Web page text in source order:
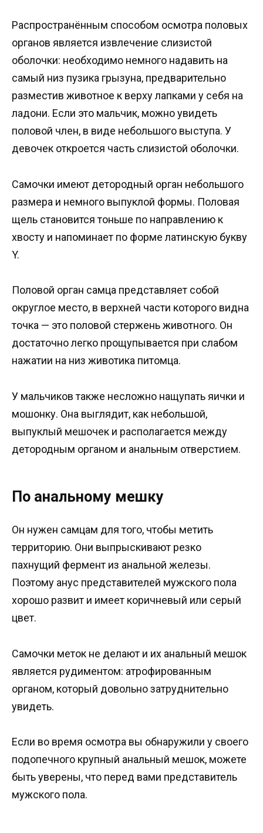
Распространённым способом осмотра половых
органов является извлечение слизистой
оболочки: необходимо немного надавить на
самый низ пузика грызуна, предварительно
разместив животное к верху лапками у себя на
ладони. Если это мальчик, можно увидеть
половой член, в виде небольшого выступа. У
девочек откроется часть слизистой оболочки.
Самочки имеют детородный орган небольшого
размера и немного выпуклой формы. Половая
щель становится тоньше по направлению к
хвосту и напоминает по форме латинскую букву
Y.
Половой орган самца представляет собой
округлое место, в верхней части которого видна
точка — это половой стержень животного. Он
достаточно легко прощупывается при слабом
нажатии на низ животика питомца.
У мальчиков также несложно нащупать яички и
мошонку. Она выглядит, как небольшой,
выпуклый мешочек и располагается между
детородным органом и анальным отверстием.
По анальному мешку
Он нужен самцам для того, чтобы метить
территорию. Они выпрыскивают резко
пахнущий фермент из анальной железы.
Поэтому анус представителей мужского пола
хорошо развит и имеет коричневый или серый
цвет.
Самочки меток не делают и их анальный мешок
является рудиментом: атрофированным
органом, который довольно затруднительно
увидеть.
Если во время осмотра вы обнаружили у своего
подопечного крупный анальный мешок, можете
быть уверены, что перед вами представитель
мужского пола.